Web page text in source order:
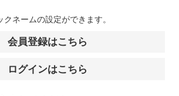
ネームの設定ができます。
会員登録はこちら
ログインはこちら